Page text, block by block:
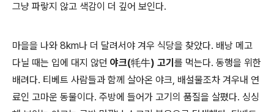
그냥 파랗지 않고 색감이 더 깊어 보인다.
마을을 나와 8km나 더 달려서야 겨우 식당을 찾았다. 배낭 메고
다닐 때는 입에 대지 않던 야크(牦牛) 고기 를 먹는다. 동행을 위한
배려다. 티베트 사람들과 함께 살아온 야크, 배설물조차 겨우내 연
료인 고마운 동물이다. 주방에 들어가 고기의 품질을 살폈다. 싱싱